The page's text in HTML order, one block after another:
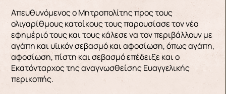
Απευθυνόμενος ο Μητροπολίτης προς τους
ολιγαρίθμους κατοίκους τους παρουσίασε τον νέο
εφημέριό τους και τους κάλεσε να τον περιβάλλουν με
αγάπη και υϊικόν σεβασμό και αφοσίωση, όπως αγάπη,
αφοσίωση, πίστη και σεβασμό επέδειξε και ο
Εκατόνταρχος της αναγνωσθείσης Ευαγγελικής
περικοπής.